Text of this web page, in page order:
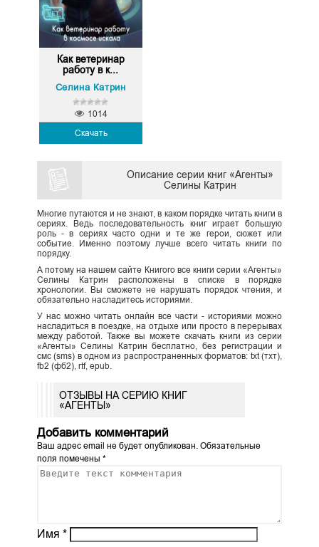
Как ветеринар
работу в к...
Селина Катрин
Скачать
1014
Описание серии книг «Агенты»
Селины Катрин
Многие путаются и не знают, в каком порядке читать книги в
сериях. Ведь последовательность книг играет большую
роль - в сериях часто одни и те же герои, сюжет или
событие. Именно поэтому лучше всего читать книги по
порядку.
А потому на нашем сайте Книгого все книги серии «Агенты»
Селины Катрин расположены в списке в порядке
хронологии. Вы сможете не нарушать порядок чтения, и
обязательно насладитесь историями.
У нас можно читать онлайн все части - историями можно
насладиться в поездке, на отдыхе или просто в перерывах
между работой. Также вы можете скачать книги из серии
«Агенты» Селины Катрин бесплатно, без регистрации и
смс (sms) в одном из распространенных форматов: txt (тхт),
fb2 (фб2), rtf, epub.
ОТЗЫВЫ НА СЕРИЮ КНИГ
«АГЕНТЫ»
Добавить комментарий
Ваш адрес email не будет опубликован.Обязательные
поля помечены *
Имя *